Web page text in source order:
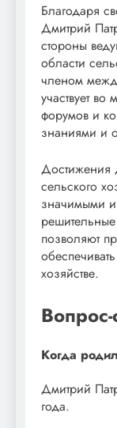
Благодаря
Дмитрий
стороны
области
членом
участвует
форумов и
знаниями и
Достижения
сельского
значимыми
позволяют
хозяйстве.
Вопрос-
Когда
Дмитрий
года.